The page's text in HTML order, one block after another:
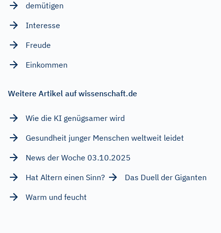
demütigen
Interesse
Freude
Einkommen
Weitere Artikel auf wissenschaft.de
Wie die KI genügsamer wird
Gesundheit junger Menschen weltweit leidet
News der Woche 03.10.2025
Hat Altern einen Sinn?
Das Duell der Giganten
Warm und feucht